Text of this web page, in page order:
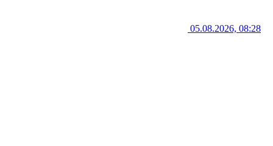
05.08.2026, 08:28